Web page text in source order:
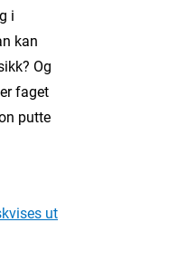
i
kan
Og
faget
putte
ut